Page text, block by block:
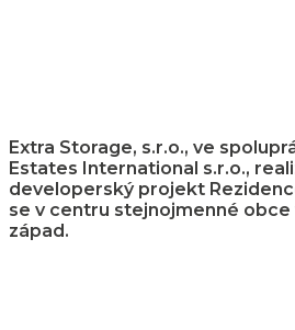
Extra Storage, s.r.o., ve
Estates International s.r.o.,
developerský projekt
se v centru stejnojmenné obce
západ.